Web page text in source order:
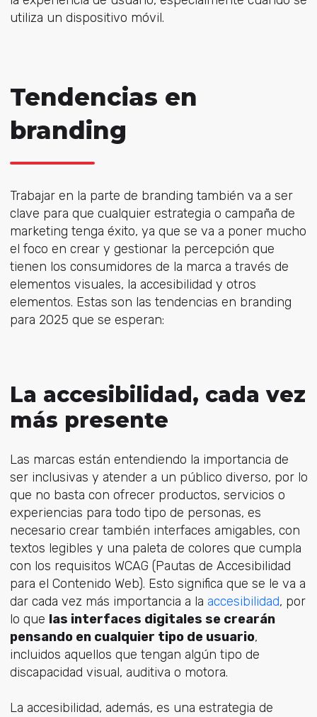
utiliza un dispositivo móvil.
Tendencias en
branding
Trabajar en la parte de branding también va a ser
clave para que cualquier estrategia o campaña de
marketing tenga éxito, ya que se va a poner mucho
el foco en crear y gestionar la percepción que
tienen los consumidores de la marca a través de
elementos visuales, la accesibilidad y otros
elementos. Estas son las tendencias en branding
para 2025 que se esperan:
La accesibilidad, cada vez
más presente
Las marcas están entendiendo la importancia de
ser inclusivas y atender a un público diverso, por lo
que no basta con ofrecer productos, servicios o
experiencias para todo tipo de personas, es
necesario crear también interfaces amigables, con
textos legibles y una paleta de colores que cumpla
con los requisitos WCAG (Pautas de Accesibilidad
para el Contenido Web). Esto significa que se le va a
dar cada vez más importancia a la accesibilidad, por
lo que las interfaces digitales se crearán
pensando en cualquier tipo de usuario,
incluidos aquellos que tengan algún tipo de
discapacidad visual, auditiva o motora.
La accesibilidad, además, es una estrategia de